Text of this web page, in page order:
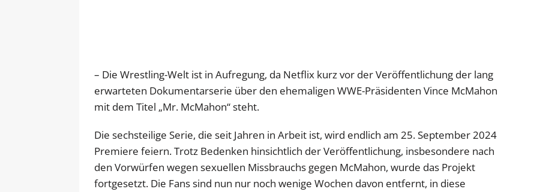
– Die Wrestling-Welt ist in Aufregung, da Netflix kurz vor der Veröffentlichung der lang
erwarteten Dokumentarserie über den ehemaligen WWE-Präsidenten Vince McMahon
mit dem Titel „Mr. McMahon“ steht.
Die sechsteilige Serie, die seit Jahren in Arbeit ist, wird endlich am 25. September 2024
Premiere feiern. Trotz Bedenken hinsichtlich der Veröffentlichung, insbesondere nach
den Vorwürfen wegen sexuellen Missbrauchs gegen McMahon, wurde das Projekt
fortgesetzt. Die Fans sind nun nur noch wenige Wochen davon entfernt, in diese